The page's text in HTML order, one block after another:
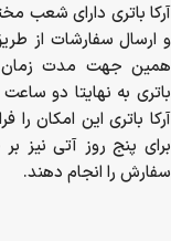
آرکا باتری دارای شعب
و ارسال سفارشات از
همین جهت مدت زمان
باتری به نهایتا دو
آرکا باتری این امکان را
برای پنج روز آتی نیز
سفارش را انجام دهند.